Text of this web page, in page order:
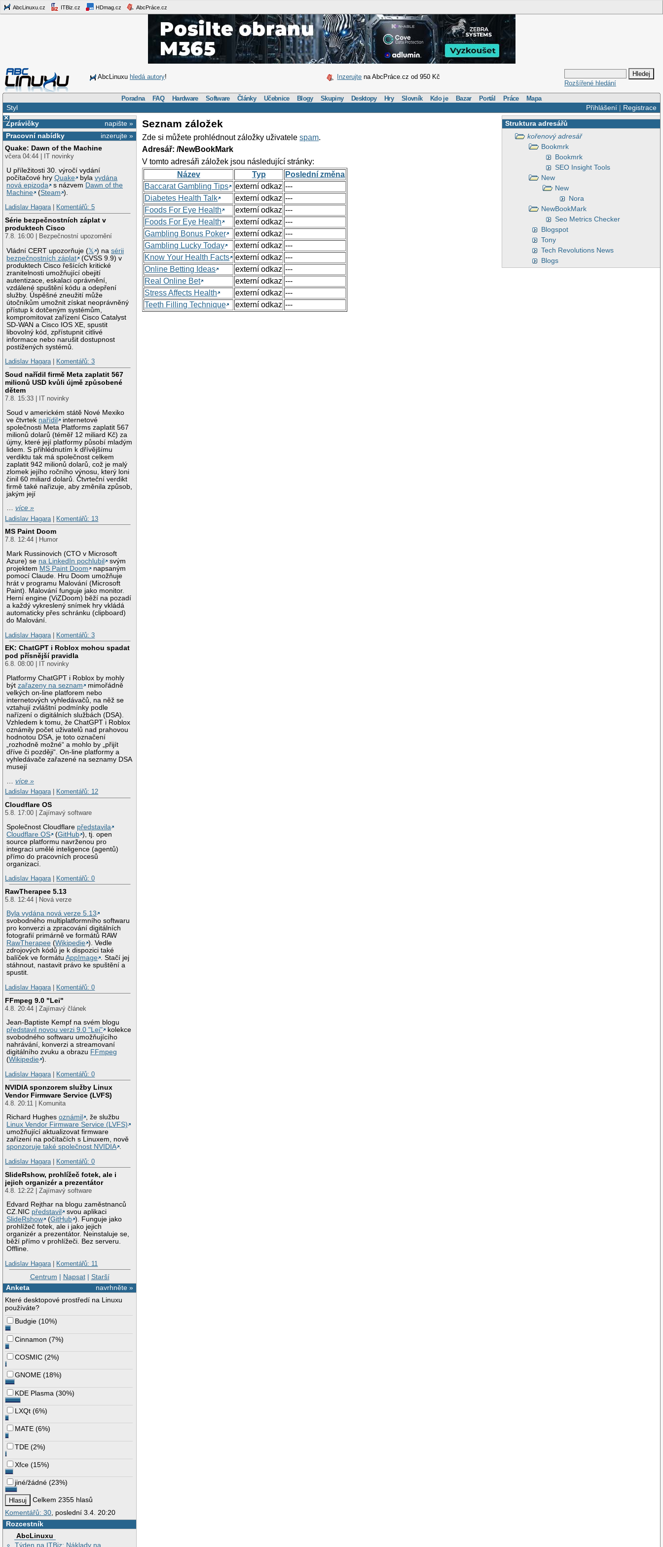
AbcLinuxu.cz ITBiz.cz HDmag.cz AbcPráce.cz
AbcLinuxu hledá autory! Inzerujte na AbcPráce.cz od 950 Kč
Rozšířené hledání
Poradna FAQ Hardware Software Články Učebnice Blogy Skupiny Desktopy Hry Slovník Kdo je Bazar Portál Práce Mapa
Přihlášení| Registrace
Styl
×
napište »
Zprávičky
inzerujte »
Pracovní nabídky
Quake: Dawn of the Machine
včera 04:44 | IT novinky
U příležitosti 30. výročí vydání
počítačové hryQuake bylavydána
nová epizoda
s názvem Dawn of the
Machine
(Steam ).
Ladislav Hagara| Komentářů: 5
Série bezpečnostních záplat v
produktech Cisco
7.8. 16:00 | Bezpečnostní upozornění
Vládní CERT upozorňuje (𝕏 ) nasérii
bezpečnostních záplat
(CVSS 9.9) v
produktech Cisco řešících kritické
zranitelnosti umožňující obejití
autentizace, eskalaci oprávnění,
vzdálené spuštění kódu a odepření
služby. Úspěšné zneužití může
útočníkům umožnit získat neoprávněný
přístup k dotčeným systémům,
kompromitovat zařízení Cisco Catalyst
SD-WAN a Cisco IOS XE, spustit
libovolný kód, zpřístupnit citlivé
informace nebo narušit dostupnost
postižených systémů.
Ladislav Hagara| Komentářů: 3
Soud nařídil firmě Meta zaplatit 567
milionů USD kvůli újmě způsobené
dětem
7.8. 15:33 | IT novinky
Soud v americkém státě Nové Mexiko
ve čtvrtek nařídil
internetové
společnosti Meta Platforms zaplatit 567
milionů dolarů (téměř 12 miliard Kč) za
újmy, které její platformy působí mladým
lidem. S přihlédnutím k dřívějšímu
verdiktu tak má společnost celkem
zaplatit 942 milionů dolarů, což je malý
zlomek jejího ročního výnosu, který loni
činil 60 miliard dolarů. Čtvrteční verdikt
firmě také nařizuje, aby změnila způsob,
jakým její
…více »
Ladislav Hagara
Komentářů: 13
MS Paint Doom
7.8. 12:44 | Humor
Mark Russinovich (CTO v Microsoft
Azure) se na LinkedIn pochlubil
svým
projektem MS Paint Doom
napsaným
pomocí Claude. Hru Doom umožňuje
hrát v programu Malování (Microsoft
Paint). Malování funguje jako monitor.
Herní engine (ViZDoom) běží na pozadí
a každý vykreslený snímek hry vkládá
automaticky přes schránku (clipboard)
do Malování.
Ladislav Hagara
Komentářů: 3
EK: ChatGPT i Roblox mohou spadat
pod přísnější pravidla
6.8. 08:00 | IT novinky
Platformy ChatGPT i Roblox by mohly
býtzařazeny na seznam
mimořádně
velkých on-line platforem nebo
internetových vyhledávačů, na něž se
vztahují zvláštní podmínky podle
nařízení o digitálních službách (DSA).
Vzhledem k tomu, že ChatGPT i Roblox
oznámily počet uživatelů nad prahovou
hodnotou DSA, je toto označení
„rozhodně možné“ a mohlo by „přijít
dříve či později“. On-line platformy a
vyhledávače zařazené na seznamy DSA
musejí
…více »
Ladislav Hagara| Komentářů: 12
Cloudflare OS
5.8. 17:00 | Zajímavý software
Společnost Cloudflare představila
Cloudflare OS
(GitHub ), tj. open
source platformu navrženou pro
integraci umělé inteligence (agentů)
přímo do pracovních procesů
organizací.
Ladislav Hagara| Komentářů: 0
RawTherapee 5.13
5.8. 12:44 | Nová verze
Byla vydána nová verze 5.13
svobodného multiplatformního softwaru
pro konverzi a zpracování digitálních
fotografií primárně ve formátů RAW
RawTherapee (Wikipedie ). Vedle
zdrojových kódů je k dispozici také
balíček ve formátuAppImage . Stačí jej
stáhnout, nastavit právo ke spuštění a
spustit.
Ladislav Hagara| Komentářů: 0
FFmpeg 9.0 "Lei"
4.8. 20:44 | Zajímavý článek
Jean-Baptiste Kempf na svém blogu
představil novou verzi 9.0 "Lei"
kolekce
svobodného softwaru umožňujícího
nahrávání, konverzi a streamovaní
digitálního zvuku a obrazu FFmpeg
(Wikipedie ).
Ladislav Hagara| Komentářů: 0
NVIDIA sponzorem služby Linux
Vendor Firmware Service (LVFS)
4.8. 20:11 | Komunita
Richard Hughesoznámil
, že službu
Linux Vendor Firmware Service (LVFS)
umožňující aktualizovat firmware
zařízení na počítačích s Linuxem, nově
sponzoruje také společnost NVIDIA .
Ladislav Hagara| Komentářů: 0
SlideRshow, prohlížeč fotek, ale i
jejich organizér a prezentátor
4.8. 12:22 | Zajímavý software
Edvard Rejthar na blogu zaměstnanců
CZ.NIC představil
svou aplikaci
SlideRshow
(GitHub ). Funguje jako
prohlížeč fotek, ale i jako jejich
organizér a prezentátor. Neinstaluje se,
běží přímo v prohlížeči. Bez serveru.
Offline.
Ladislav Hagara| Komentářů: 11
Centrum | Napsat| Starší
navrhněte »
Anketa
Které desktopové prostředí na Linuxu
používáte?
Budgie (10%)
Cinnamon (7%)
COSMIC (2%)
GNOME (18%)
KDE Plasma (30%)
LXQt (6%)
MATE (6%)
TDE (2%)
Xfce (15%)
jiné/žádné (23%)
Celkem 2355 hlasů
Komentářů: 30 , poslední 3.4. 20:20
Rozcestník
AbcLinuxu
Týden na ITBiz: Náklady na
Struktura adresářů
kořenový adresář
Bookmrk
Bookmrk
SEO Insight Tools
New
New
Nora
NewBookMark
Seo Metrics Checker
Blogspot
Tony
Tech Revolutions News
Blogs
Seznam záložek
Zde si můžete prohlédnout záložky uživatelespam.
Adresář: /NewBookMark
V tomto adresáři záložek jsou následující stránky:
Název
Typ
Poslední změna
Baccarat Gambling Tips
externí odkaz ---
Diabetes Health Talk
externí odkaz ---
Foods For Eye Health
externí odkaz ---
Foods For Eye Health
externí odkaz ---
Gambling Bonus Poker
externí odkaz ---
Gambling Lucky Today
externí odkaz ---
Know Your Health Facts
externí odkaz ---
Online Betting Ideas
externí odkaz ---
Real Online Bet
externí odkaz ---
Stress Affects Health
externí odkaz ---
Teeth Filling Technique
externí odkaz ---